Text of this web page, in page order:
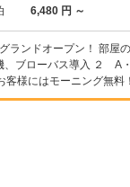
6,480 円 ～
ンドオープン！ 部屋
ブローバス導入 ２ A
様にはモーニング無料